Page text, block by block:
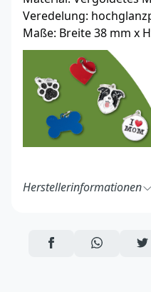
Veredelung:
Maße: Breite 38 mm x
Herstellerinformationen
15048 Valenza (AL)
AUF FACEBOOK TEILEN
ÜBER